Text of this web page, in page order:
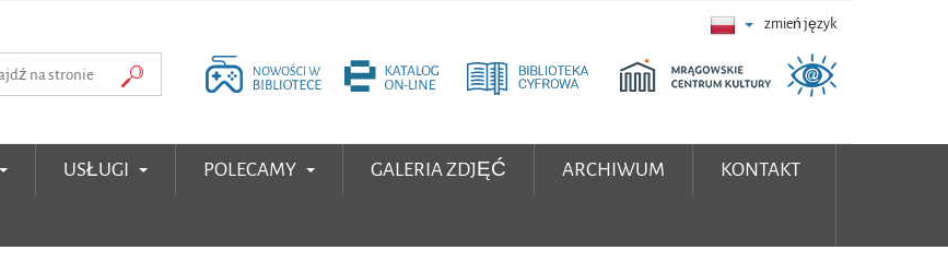
zmień język
USŁUGI POLECAMY GALERIA ZDJĘĆ ARCHIWUM KONTAKT